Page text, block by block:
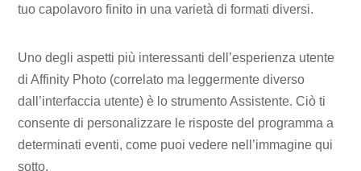
tuo capolavoro finito in una varietà di formati diversi.
Uno degli aspetti più interessanti dell’esperienza utente
di Affinity Photo (correlato ma leggermente diverso
dall’interfaccia utente) è lo strumento Assistente. Ciò ti
consente di personalizzare le risposte del programma a
determinati eventi, come puoi vedere nell’immagine qui
sotto.